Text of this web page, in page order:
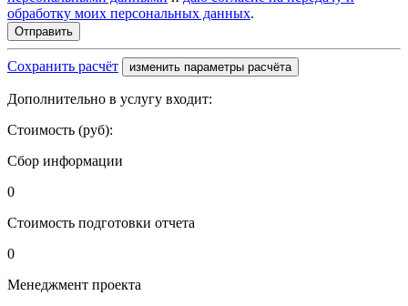
обработку моих персональных данных.
Сохранить расчёт изменить параметры расчёта
Дополнительно в услугу входит:
Стоимость (руб):
Сбор информации
0
Стоимость подготовки отчета
0
Менеджмент проекта